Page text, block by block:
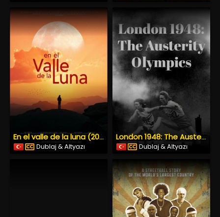
En el valle de la luna (2023) İzle
Dublaj & Altyazı
London 1948: The Austerity Olympics (2024) İzle
Dublaj & Altyazı